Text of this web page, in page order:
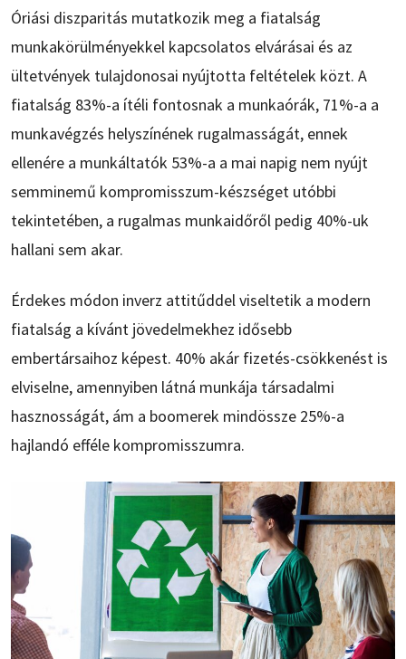
Óriási diszparitás mutatkozik meg a fiatalság
munkakörülményekkel kapcsolatos elvárásai és az
ültetvények tulajdonosai nyújtotta feltételek közt. A
fiatalság 83%-a ítéli fontosnak a munkaórák, 71%-a a
munkavégzés helyszínének rugalmasságát, ennek
ellenére a munkáltatók 53%-a a mai napig nem nyújt
semminemű kompromisszum-készséget utóbbi
tekintetében, a rugalmas munkaidőről pedig 40%-uk
hallani sem akar.
Érdekes módon inverz attitűddel viseltetik a modern
fiatalság a kívánt jövedelmekhez idősebb
embertársaihoz képest. 40% akár fizetés-csökkenést is
elviselne, amennyiben látná munkája társadalmi
hasznosságát, ám a boomerek mindössze 25%-a
hajlandó efféle kompromisszumra.